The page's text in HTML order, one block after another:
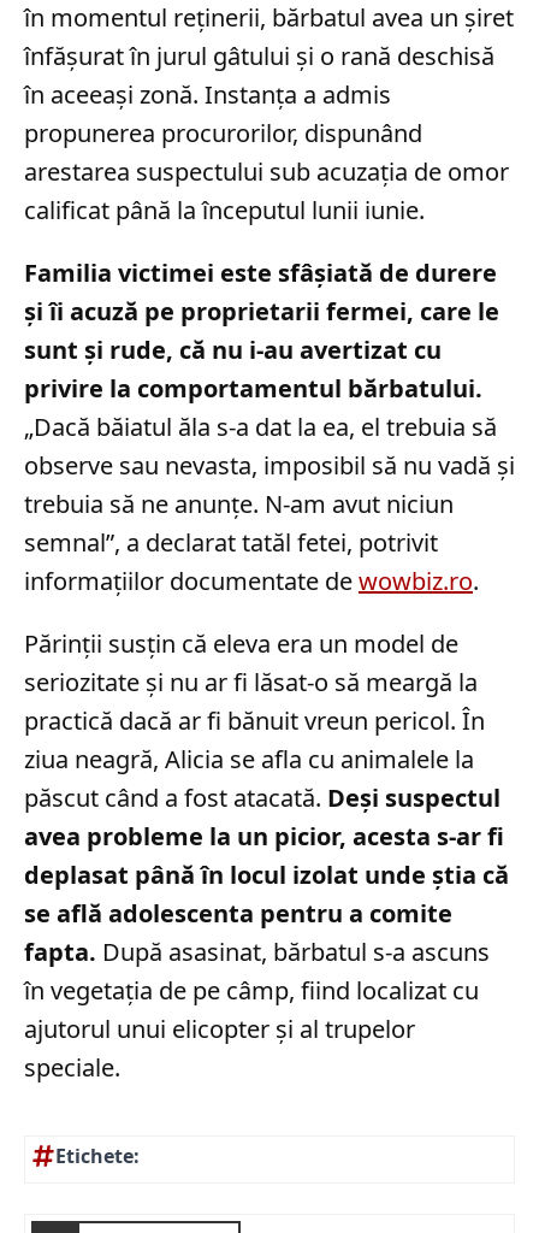
în momentul reținerii, bărbatul avea un șiret
înfășurat în jurul gâtului și o rană deschisă
în aceeași zonă. Instanța a admis
propunerea procurorilor, dispunând
arestarea suspectului sub acuzația de omor
calificat până la începutul lunii iunie.
Familia victimei este sfâșiată de durere
și îi acuză pe proprietarii fermei, care le
sunt și rude, că nu i-au avertizat cu
privire la comportamentul bărbatului.
„Dacă băiatul ăla s-a dat la ea, el trebuia să
observe sau nevasta, imposibil să nu vadă și
trebuia să ne anunțe. N-am avut niciun
semnal”, a declarat tatăl fetei, potrivit
informațiilor documentate dewowbiz.ro.
Părinții susțin că eleva era un model de
seriozitate și nu ar fi lăsat-o să meargă la
practică dacă ar fi bănuit vreun pericol. În
ziua neagră, Alicia se afla cu animalele la
păscut când a fost atacată. Deși suspectul
avea probleme la un picior, acesta s-ar fi
deplasat până în locul izolat unde știa că
se află adolescenta pentru a comite
fapta. După asasinat, bărbatul s-a ascuns
în vegetația de pe câmp, fiind localizat cu
ajutorul unui elicopter și al trupelor
speciale.
Etichete: